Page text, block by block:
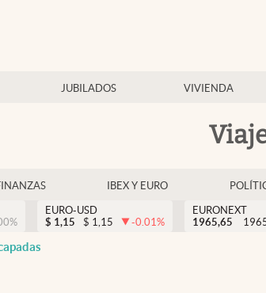
JUBILADOS VIVIENDA
IBEX Y EURO
%
EURO-USD
$ 1,15 $ 1,15 -0.01%
EURONEXT
1965,65